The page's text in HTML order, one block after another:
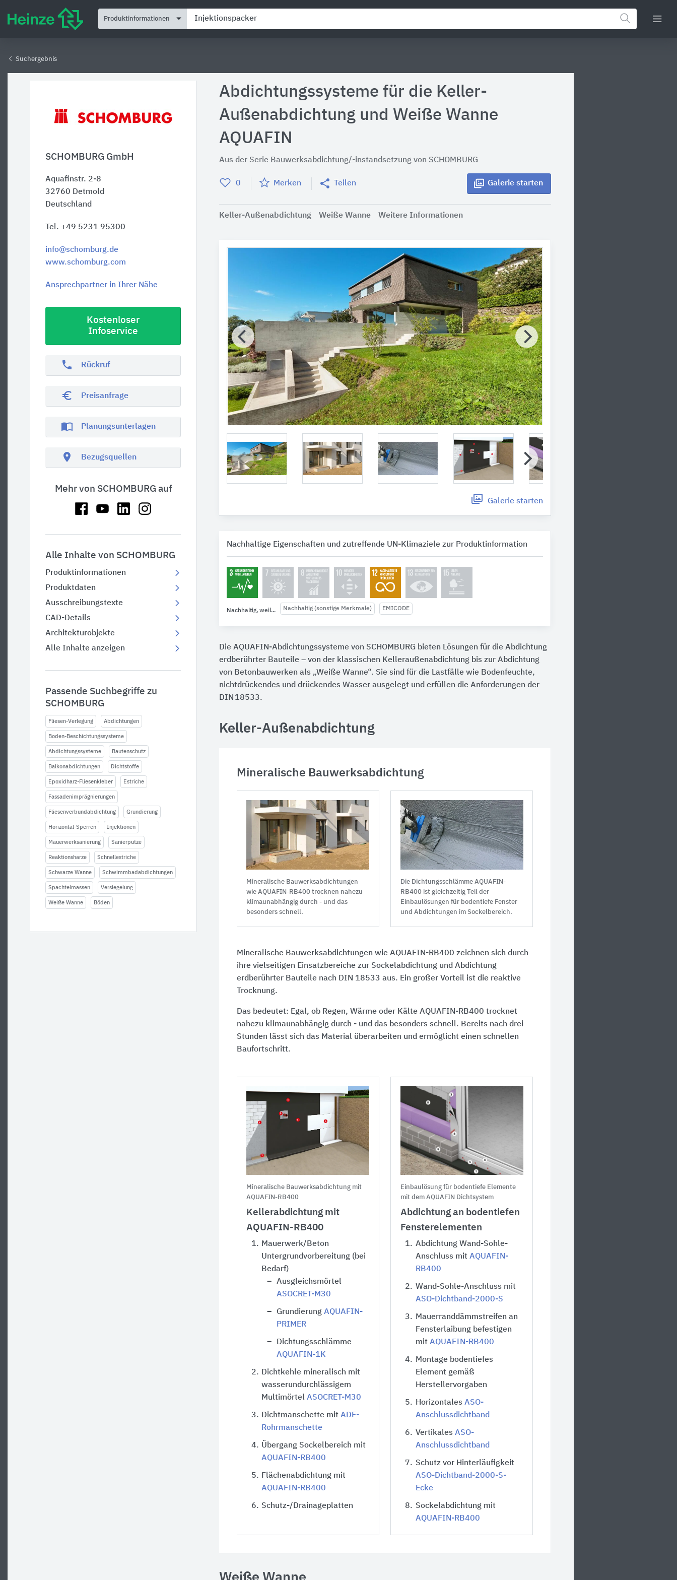
Produktinformationen
Suchergebnis
SCHOMBURG GmbH
Aquafinstr. 2-8
32760 Detmold
Deutschland
Tel. +49 5231 95300
info@schomburg.de
www.schomburg.com
Ansprechpartner in Ihrer Nähe
Kostenloser
Infoservice
phone Rückruf
euro_symbol Preisanfrage
import_contacts Planungsunterlagen
location_on Bezugsquellen
Mehr von SCHOMBURG auf
Alle Inhalte von SCHOMBURG
Produktinformationen
Produktdaten
Ausschreibungstexte
CAD-Details
Architekturobjekte
Alle Inhalte anzeigen
Passende Suchbegriffe zu
SCHOMBURG
Fliesen-Verlegung Abdichtungen
Boden-Beschichtungssysteme
Abdichtungssysteme Bautenschutz
Balkonabdichtungen Dichtstoffe
Epoxidharz-Fliesenkleber Estriche
Fassadenimprägnierungen
Fliesenverbundabdichtung Grundierung
Horizontal-Sperren Injektionen
Mauerwerksanierung Sanierputze
Reaktionsharze Schnellestriche
Schwarze Wanne Schwimmbadabdichtungen
Spachtelmassen Versiegelung
Weiße Wanne Böden
Abdichtungssysteme für die Keller-
Außenabdichtung und Weiße Wanne
AQUAFIN
Aus der Serie Bauwerksabdichtung/-instandsetzung von SCHOMBURG
0 Merken Teilen Galerie starten
Keller-Außenabdichtung Weiße Wanne Weitere Informationen
Galerie starten
Nachhaltige Eigenschaften und zutreffende UN-Klimaziele zur Produktinformation
Nachhaltig, weil... Nachhaltig (sonstige Merkmale) EMICODE
Die AQUAFIN-Abdichtungssysteme von SCHOMBURG bieten Lösungen für die Abdichtung
erdberührter Bauteile – von der klassischen Kelleraußenabdichtung bis zur Abdichtung
von Betonbauwerken als „Weiße Wanne“. Sie sind für die Lastfälle wie Bodenfeuchte,
nichtdrückendes und drückendes Wasser ausgelegt und erfüllen die Anforderungen der
DIN 18533.
Keller-Außenabdichtung
Mineralische Bauwerksabdichtung
Mineralische Bauwerksabdichtungen
wie AQUAFIN-RB400 trocknen nahezu
klimaunabhängig durch - und das
besonders schnell.
Die Dichtungsschlämme AQUAFIN-
RB400 ist gleichzeitig Teil der
Einbaulösungen für bodentiefe Fenster
und Abdichtungen im Sockelbereich.
Mineralische Bauwerksabdichtungen wie AQUAFIN-RB400 zeichnen sich durch
ihre vielseitigen Einsatzbereiche zur Sockelabdichtung und Abdichtung
erdberührter Bauteile nach DIN 18533 aus. Ein großer Vorteil ist die reaktive
Trocknung.
Das bedeutet: Egal, ob Regen, Wärme oder Kälte AQUAFIN-RB400 trocknet
nahezu klimaunabhängig durch - und das besonders schnell. Bereits nach drei
Stunden lässt sich das Material überarbeiten und ermöglicht einen schnellen
Baufortschritt.
Mineralische Bauwerksabdichtung mit
AQUAFIN-RB400
Kellerabdichtung mit
AQUAFIN-RB400
1. Mauerwerk/Beton
Untergrundvorbereitung (bei
Bedarf)
Ausgleichsmörtel
ASOCRET-M30
GrundierungAQUAFIN-
PRIMER
Dichtungsschlämme
AQUAFIN-1K
2. Dichtkehle mineralisch mit
wasserundurchlässigem
MultimörtelASOCRET-M30
3. Dichtmanschette mitADF-
Rohrmanschette
4. Übergang Sockelbereich mit
AQUAFIN-RB400
5. Flächenabdichtung mit
AQUAFIN-RB400
6. Schutz-/Drainageplatten
Einbaulösung für bodentiefe Elemente
mit dem AQUAFIN Dichtsystem
Abdichtung an bodentiefen
Fensterelementen
1. Abdichtung Wand-Sohle-
Anschluss mit AQUAFIN-
RB400
2. Wand-Sohle-Anschluss mit
ASO-Dichtband-2000-S
3. Mauerranddämmstreifen an
Fensterlaibung befestigen
mit AQUAFIN-RB400
4. Montage bodentiefes
Element gemäß
Herstellervorgaben
5. Horizontales ASO-
Anschlussdichtband
6. Vertikales ASO-
Anschlussdichtband
7. Schutz vor Hinterläufigkeit
ASO-Dichtband-2000-S-
Ecke
8. Sockelabdichtung mit
AQUAFIN-RB400